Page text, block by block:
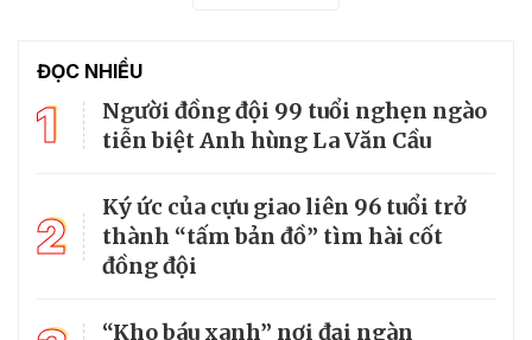
ĐỌC NHIỀU
1
Người đồng đội 99 tuổi nghẹn ngào
tiễn biệt Anh hùng La Văn Cầu
2
Ký ức của cựu giao liên 96 tuổi trở
thành “tấm bản đồ” tìm hài cốt
đồng đội
“Kho báu xanh” nơi đại ngàn